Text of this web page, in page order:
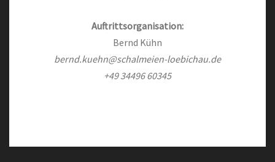
Auftrittsorganisation:
Bernd Kühn
bernd.kuehn@schalmeien-loebichau.de
+49 34496 60345